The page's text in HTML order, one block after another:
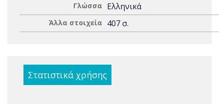
Γλώσσα Ελληνικά
Άλλα στοιχεία 407 σ.
Στατιστικά χρήσης